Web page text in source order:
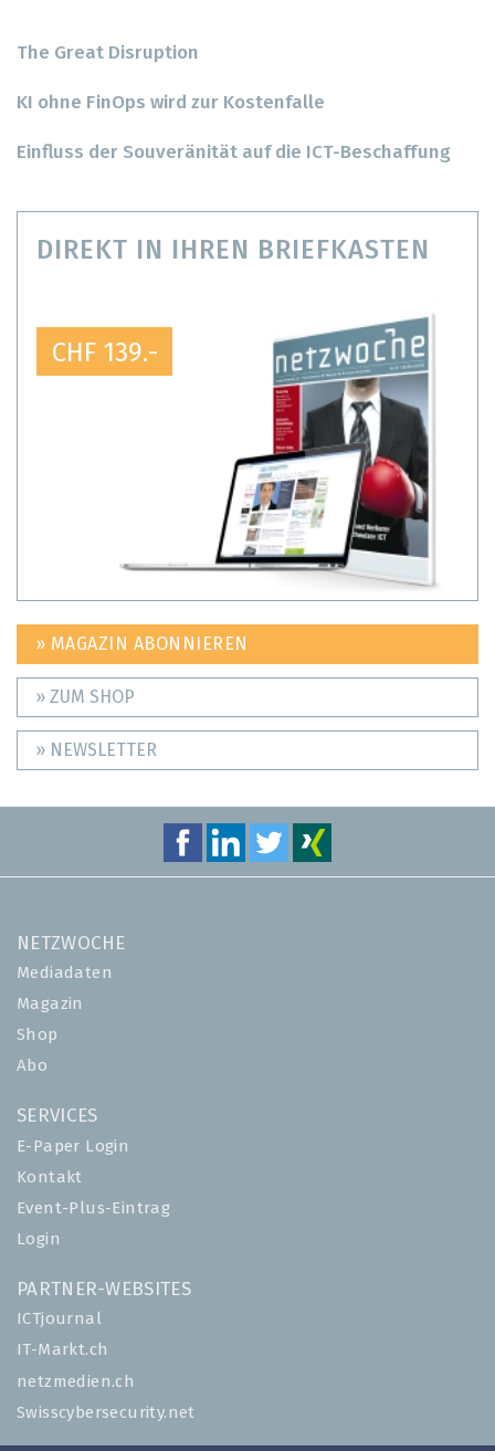
The Great Disruption
KI ohne FinOps wird zur Kostenfalle
Einfluss der Souveränität auf die ICT-Beschaffung
DIREKT IN IHREN BRIEFKASTEN
CHF 139.-
» MAGAZIN ABONNIEREN
» ZUM SHOP
» NEWSLETTER
NETZWOCHE
Mediadaten
Magazin
Shop
Abo
SERVICES
E-Paper Login
Kontakt
Event-Plus-Eintrag
Login
PARTNER-WEBSITES
ICTjournal
IT-Markt.ch
netzmedien.ch
Swisscybersecurity.net